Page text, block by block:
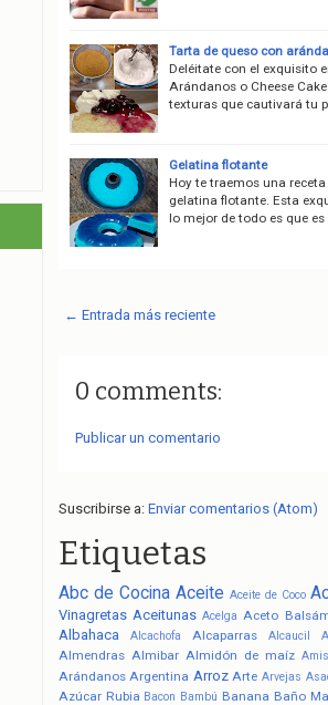
Tarta de queso con
Deléitate con el exquisito
Arándanos o Cheese
texturas que cautivará tu
Gelatina flotante
Hoy te traemos una
gelatina flotante. Esta
lo mejor de todo es que es
← Entrada más reciente
0 comments:
Publicar un comentario
Suscribirse a: Enviar comentarios (Atom)
Etiquetas
Abc de Cocina Aceite Aceite de Coco
Vinagretas Aceitunas Acelga Aceto
Albahaca Alcachofa Alcaparras Alcaucil
Almendras Almibar Almidón de maíz
Arándanos Argentina Arroz Arte Arvejas
Azúcar Rubia Bacon Bambú Banana Baño